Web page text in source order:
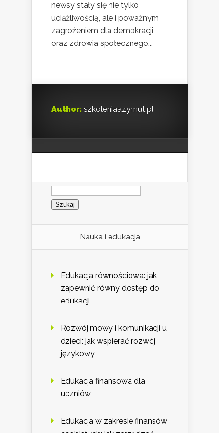
newsy stały się nie tylko
uciążliwością, ale i poważnym
zagrożeniem dla demokracji
oraz zdrowia społecznego....
Author: szkoleniaazymut.pl
Szukaj:
Nauka i edukacja
Edukacja równościowa: jak
zapewnić równy dostęp do
edukacji
Rozwój mowy i komunikacji u
dzieci: jak wspierać rozwój
językowy
Edukacja finansowa dla
uczniów
Edukacja w zakresie finansów